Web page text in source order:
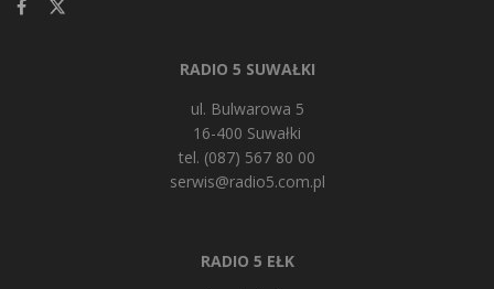
RADIO 5 SUWAŁKI
ul. Bulwarowa 5
16-400 Suwałki
tel. (087) 567 80 00
serwis@radio5.com.pl
RADIO 5 EŁK